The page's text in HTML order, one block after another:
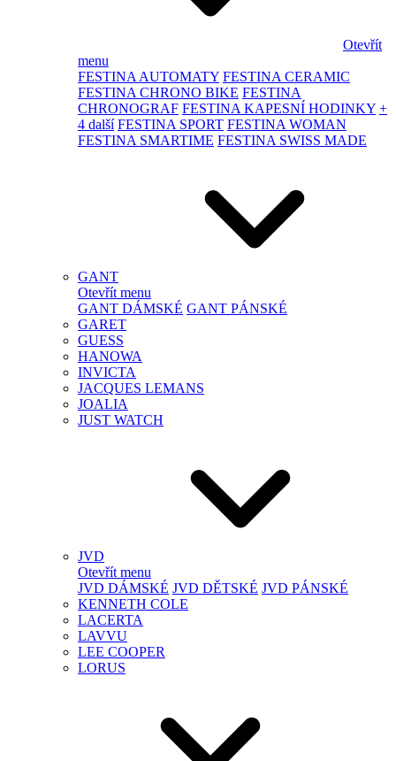
Otevřít
menu
FESTINA AUTOMATY FESTINA CERAMIC
FESTINA CHRONO BIKE FESTINA
CHRONOGRAF FESTINA KAPESNÍ HODINKY +
4 další FESTINA SPORT FESTINA WOMAN
FESTINA SMARTIME FESTINA SWISS MADE
GANT
Otevřít menu
GANT DÁMSKÉ GANT PÁNSKÉ
GARET
GUESS
HANOWA
INVICTA
JACQUES LEMANS
JOALIA
JUST WATCH
JVD
Otevřít menu
JVD DÁMSKÉ JVD DĚTSKÉ JVD PÁNSKÉ
KENNETH COLE
LACERTA
LAVVU
LEE COOPER
LORUS